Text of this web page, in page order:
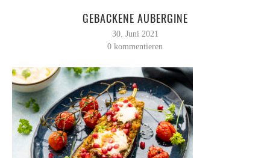
GEBACKENE AUBERGINE
30. Juni 2021
0 kommentieren